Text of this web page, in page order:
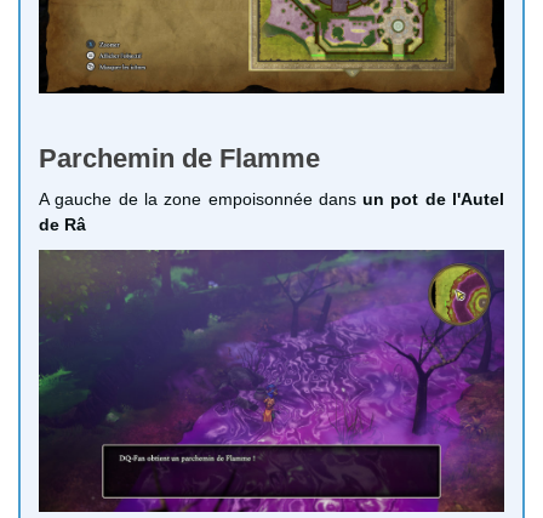
Parchemin de Flamme
A gauche de la zone empoisonnée dansun pot de l'Autel
de Râ